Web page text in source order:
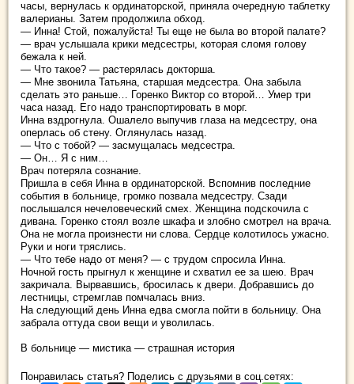
часы, вернулась к ординаторской, приняла очередную таблетку
валерианы. Затем продолжила обход.
— Инна! Стой, пожалуйста! Ты еще не была во второй палате?
— врач услышала крики медсестры, которая сломя голову
бежала к ней.
— Что такое? — растерялась докторша.
— Мне звонила Татьяна, старшая медсестра. Она забыла
сделать это раньше… Горенко Виктор со второй… Умер три
часа назад. Его надо транспортировать в морг.
Инна вздрогнула. Ошалело выпучив глаза на медсестру, она
оперлась об стену. Оглянулась назад.
— Что с тобой? — засмущалась медсестра.
— Он… Я с ним…
Врач потеряла сознание.
Пришла в себя Инна в ординаторской. Вспомнив последние
события в больнице, громко позвала медсестру. Сзади
послышался нечеловеческий смех. Женщина подскочила с
дивана. Горенко стоял возле шкафа и злобно смотрел на врача.
Она не могла произнести ни слова. Сердце колотилось ужасно.
Руки и ноги тряслись.
— Что тебе надо от меня? — с трудом спросила Инна.
Ночной гость прыгнул к женщине и схватил ее за шею. Врач
закричала. Вырвавшись, бросилась к двери. Добравшись до
лестницы, стремглав помчалась вниз.
На следующий день Инна едва смогла пойти в больницу. Она
забрала оттуда свои вещи и уволилась.
В больнице — мистика — страшная история
Понравилась статья? Поделись с друзьями в соц.сетях: